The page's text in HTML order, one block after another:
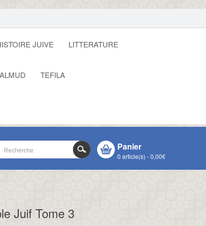
JUIVE LITTERATURE
TEFILA
Panier
0 article(s) - 0,00€
Juif Tome 3